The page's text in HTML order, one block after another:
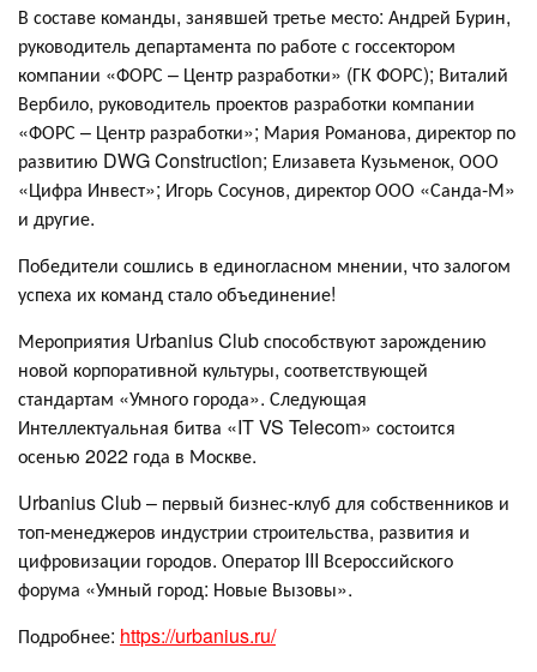
В составе команды, занявшей третье место: Андрей Бурин,
руководитель департамента по работе с госсектором
компании «ФОРС – Центр разработки» (ГК ФОРС); Виталий
Вербило, руководитель проектов разработки компании
«ФОРС – Центр разработки»; Мария Романова, директор по
развитию DWG Construction; Елизавета Кузьменок, ООО
«Цифра Инвест»; Игорь Сосунов, директор ООО «Санда-М»
и другие.
Победители сошлись в единогласном мнении, что залогом
успеха их команд стало объединение!
Мероприятия Urbanius Club способствуют зарождению
новой корпоративной культуры, соответствующей
стандартам «Умного города». Следующая
Интеллектуальная битва «IT VS Telecom» состоится
осенью 2022 года в Москве.
Urbanius Club – первый бизнес-клуб для собственников и
топ-менеджеров индустрии строительства, развития и
цифровизации городов. Оператор III Всероссийского
форума «Умный город: Новые Вызовы».
Подробнее: https://urbanius.ru/